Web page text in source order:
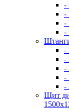
-
-
-
-
-
-
-
-
-
Щит